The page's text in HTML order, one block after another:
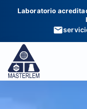
Laboratorio